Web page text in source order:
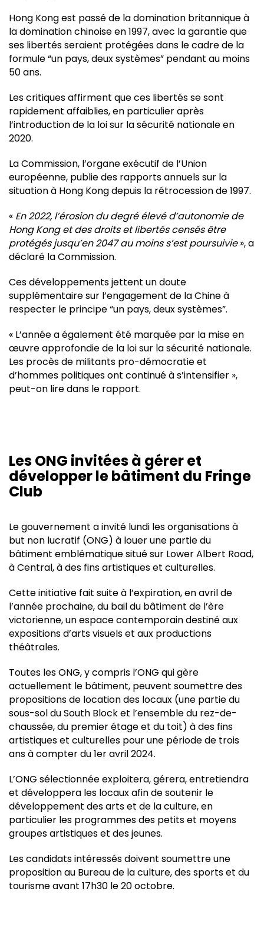
Hong Kong est passé de la domination britannique à
la domination chinoise en 1997, avec la garantie que
ses libertés seraient protégées dans le cadre de la
formule “un pays, deux systèmes” pendant au moins
50 ans.
Les critiques affirment que ces libertés se sont
rapidement affaiblies, en particulier après
l’introduction de la loi sur la sécurité nationale en
2020.
La Commission, l’organe exécutif de l’Union
européenne, publie des rapports annuels sur la
situation à Hong Kong depuis la rétrocession de 1997.
« En 2022, l’érosion du degré élevé d’autonomie de
Hong Kong et des droits et libertés censés être
protégés jusqu’en 2047 au moins s’est poursuivie», a
déclaré la Commission.
Ces développements jettent un doute
supplémentaire sur l’engagement de la Chine à
respecter le principe “un pays, deux systèmes”.
« L’année a également été marquée par la mise en
œuvre approfondie de la loi sur la sécurité nationale.
Les procès de militants pro-démocratie et
d’hommes politiques ont continué à s’intensifier »,
peut-on lire dans le rapport.
Les ONG invitées à gérer et
développer le bâtiment du Fringe
Club
Le gouvernement a invité lundi les organisations à
but non lucratif (ONG) à louer une partie du
bâtiment emblématique situé sur Lower Albert Road,
à Central, à des fins artistiques et culturelles.
Cette initiative fait suite à l’expiration, en avril de
l’année prochaine, du bail du bâtiment de l’ère
victorienne, un espace contemporain destiné aux
expositions d’arts visuels et aux productions
théâtrales.
Toutes les ONG, y compris l’ONG qui gère
actuellement le bâtiment, peuvent soumettre des
propositions de location des locaux (une partie du
sous-sol du South Block et l’ensemble du rez-de-
chaussée, du premier étage et du toit) à des fins
artistiques et culturelles pour une période de trois
ans à compter du 1er avril 2024.
L’ONG sélectionnée exploitera, gérera, entretiendra
et développera les locaux afin de soutenir le
développement des arts et de la culture, en
particulier les programmes des petits et moyens
groupes artistiques et des jeunes.
Les candidats intéressés doivent soumettre une
proposition au Bureau de la culture, des sports et du
tourisme avant 17h30 le 20 octobre.